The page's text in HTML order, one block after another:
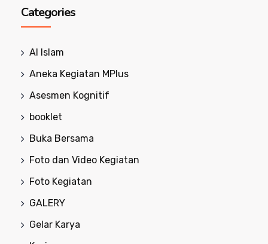
Categories
Al Islam
Aneka Kegiatan MPlus
Asesmen Kognitif
booklet
Buka Bersama
Foto dan Video Kegiatan
Foto Kegiatan
GALERY
Gelar Karya